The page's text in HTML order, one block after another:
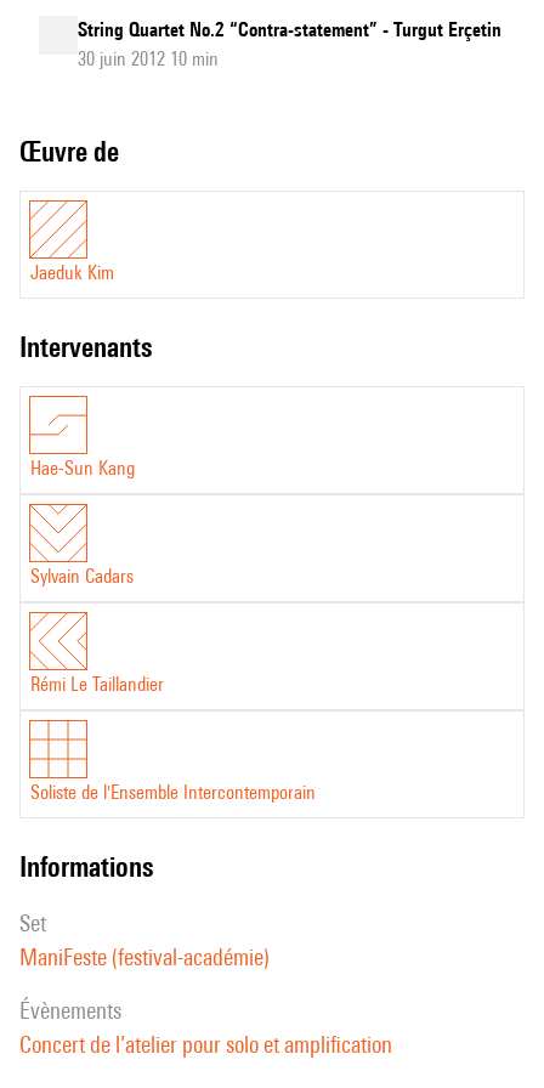
String Quartet No.2 “Contra-statement” - Turgut Erçetin
30 juin 2012 10 min
Œuvre de
Jaeduk Kim
intervenants
Hae-Sun Kang
Sylvain Cadars
Rémi Le Taillandier
Soliste de l'Ensemble Intercontemporain
informations
set
ManiFeste (festival-académie)
évènements
Concert de l’atelier pour solo et amplification